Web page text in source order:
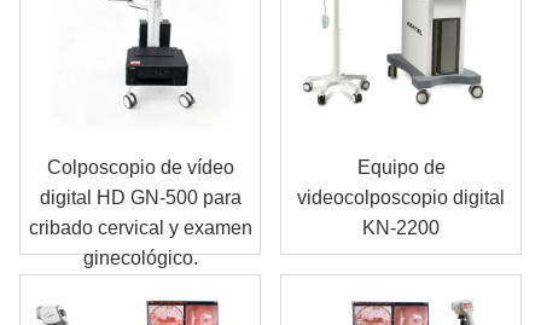
Colposcopio de vídeo
digital HD GN-500 para
cribado cervical y examen
ginecológico.
Equipo de
videocolposcopio digital
KN-2200